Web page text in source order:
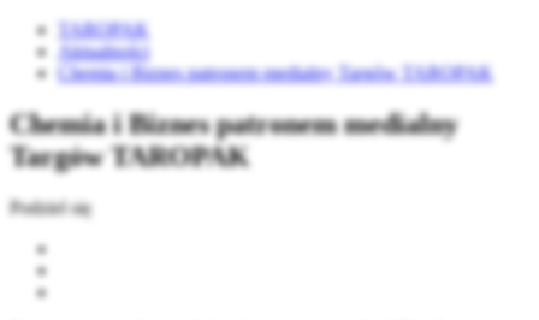
TAROPAK
Aktualności
Chemia i Biznes patronem medialny Targów TAROPAK
Chemia i Biznes patronem medialny
Targów TAROPAK
Podziel się